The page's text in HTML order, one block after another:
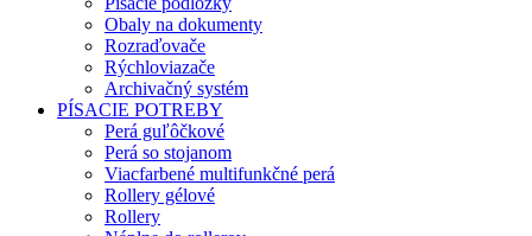
Obaly na dokumenty
Rozraďovače
Rýchloviazače
Archivačný systém
PÍSACIE POTREBY
Perá guľôčkové
Perá so stojanom
Viacfarbené multifunkčné perá
Rollery gélové
Rollery